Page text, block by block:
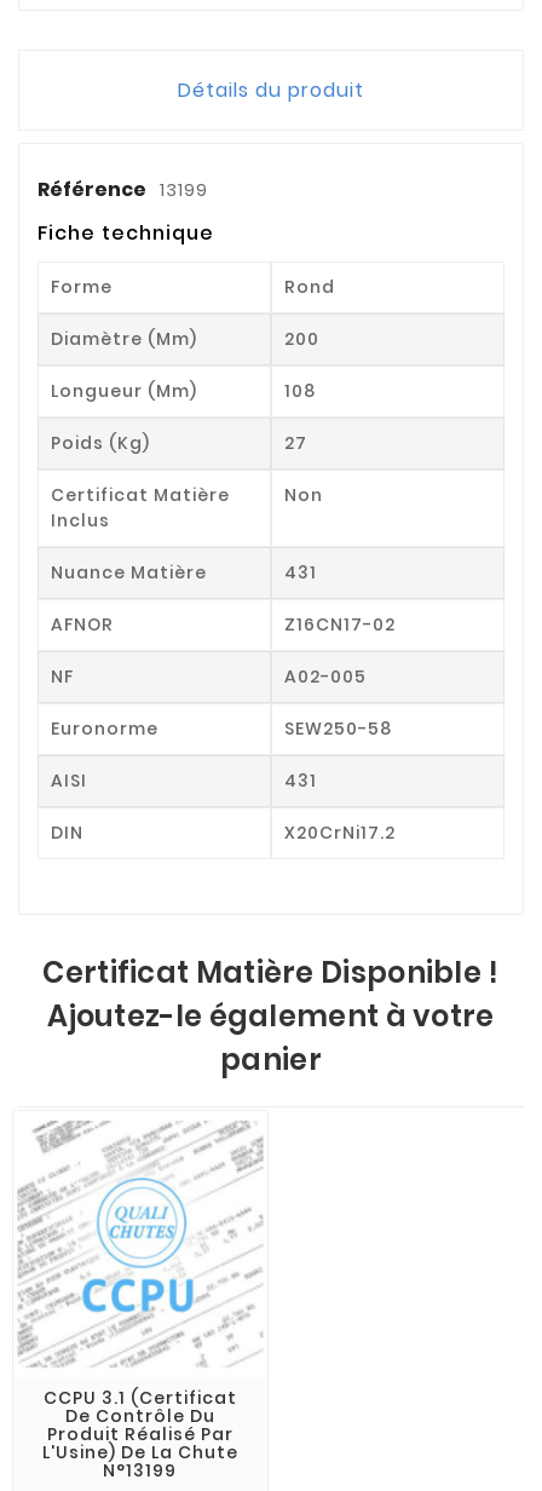
Détails du produit
Référence 13199
Fiche technique
Forme Rond
Diamètre (mm) 200
Longueur (mm) 108
Poids (kg) 27
Certificat Matière
Inclus
Non
Nuance Matière 431
AFNOR Z16CN17-02
NF A02-005
Euronorme SEW250-58
AISI 431
DIN X20CrNi17.2
Certificat Matière Disponible !
Ajoutez-le également à votre
panier
CCPU 3.1 (Certificat
De Contrôle Du
Produit Réalisé Par
L'Usine) De La Chute
N°13199